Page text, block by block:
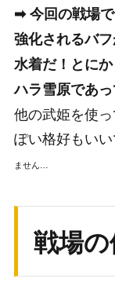
➡ 今回の戦場
強化されるバ
水着だ！とに
ハラ雪原であ
他の武姫を使
ぽい格好もいい
ません…
戦場